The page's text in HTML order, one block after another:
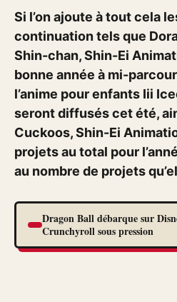
Si l’on ajoute à tout cela
continuation tels que
Shin-chan, Shin-Ei
bonne année à mi-
l’anime pour enfants Iii
seront diffusés cet été,
Cuckoos, Shin-Ei
projets au total pour
au nombre de projets
Dragon Ball débarque sur
Crunchyroll sous pression